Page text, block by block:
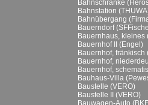
Bahnschranke
Bahnstation
Bahnübergang
Bauerndorf
Bauernhaus, kleines
Bauernhof II (Engel)
Bauernhof, fränkisch
Bauernhof,
Bauernhof,
Bauhaus-Villa
Baustelle (VERO)
Baustelle II (VERO)
Bauwagen-Auto (BKF